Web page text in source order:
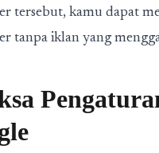
tersebut, kamu dapat
tanpa iklan yang